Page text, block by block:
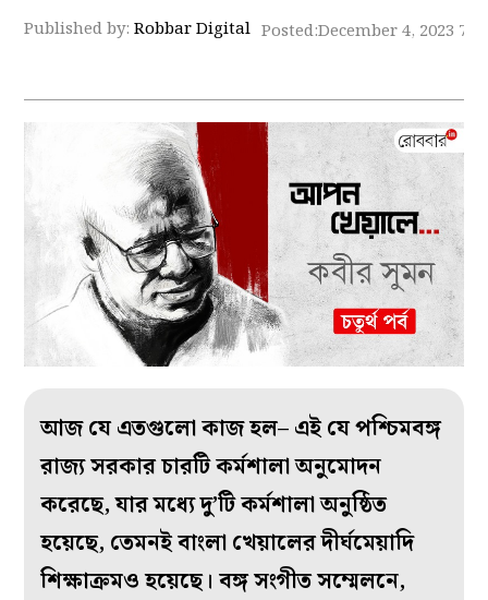
Published by:Robbar Digital Posted:December 4, 2023
আজ যে এতগুলো কাজ হল– এই যে পশ্চিমবঙ্গ
রাজ্য সরকার চারটি কর্মশালা অনুমোদন
করেছে, যার মধ্যে দু’টি কর্মশালা অনুষ্ঠিত
হয়েছে, তেমনই বাংলা খেয়ালের দীর্ঘমেয়াদি
শিক্ষাক্রমও হয়েছে। বঙ্গ সংগীত সম্মেলনে,